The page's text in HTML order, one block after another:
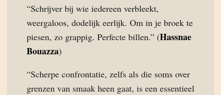
“Schrijver bij wie iedereen verbleekt,
weergaloos, dodelijk eerlijk. Om in je broek te
piesen, zo grappig. Perfecte billen.” (Hassnae
Bouazza)
“Scherpe confrontatie, zelfs als die soms over
grenzen van smaak heen gaat, is een essentieel